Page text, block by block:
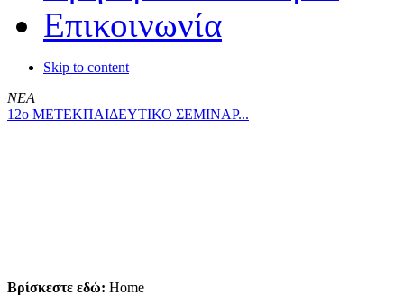
Επικοινωνία
Skip to content
ΝΕΑ
12ο ΜΕΤΕΚΠΑΙΔΕΥΤΙΚΟ ΣΕΜΙΝΑΡ...
Βρίσκεστε εδώ: Home